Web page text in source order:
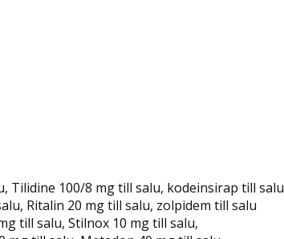
Tilidine 100/8 mg till salu, kodeinsirap till salu
Ritalin 20 mg till salu, zolpidem till salu
till salu, Stilnox 10 mg till salu,